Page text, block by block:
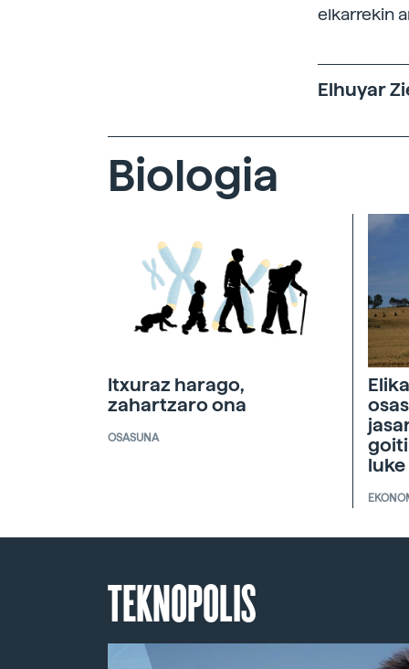
elkarrekin
Elhuyar
Biologia
Itxuraz harago,
zahartzaro ona
OSASUNA
TEKNOPOLIS